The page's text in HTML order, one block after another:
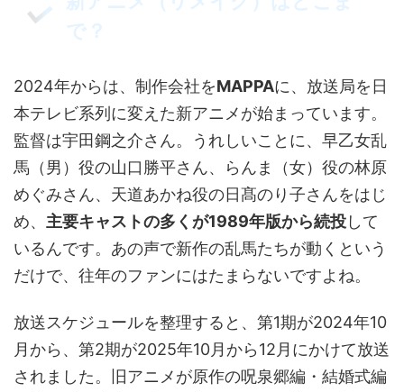
で？
2024年からは、制作会社をMAPPAに、放送局を日
本テレビ系列に変えた新アニメが始まっています。
監督は宇田鋼之介さん。うれしいことに、早乙女乱
馬（男）役の山口勝平さん、らんま（女）役の林原
めぐみさん、天道あかね役の日髙のり子さんをはじ
め、 主要キャストの多くが1989年版から続投して
いるんです。あの声で新作の乱馬たちが動くという
だけで、往年のファンにはたまらないですよね。
放送スケジュールを整理すると、第1期が2024年10
月から、第2期が2025年10月から12月にかけて放送
されました。旧アニメが原作の呪泉郷編・結婚式編